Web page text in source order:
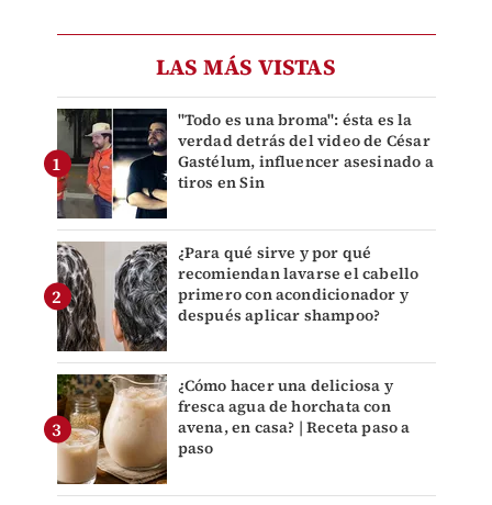
LAS MÁS VISTAS
"Todo es una broma": ésta es la
verdad detrás del video de César
Gastélum, influencer asesinado a
tiros en Sin
¿Para qué sirve y por qué
recomiendan lavarse el cabello
primero con acondicionador y
después aplicar shampoo?
¿Cómo hacer una deliciosa y
fresca agua de horchata con
avena, en casa? | Receta paso a
paso